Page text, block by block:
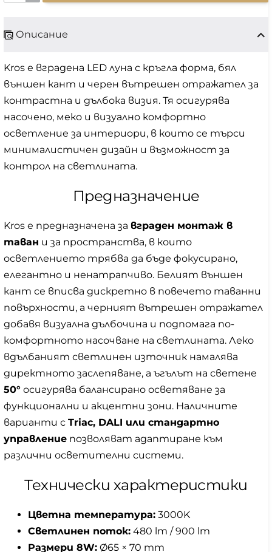
Описание
Kros е вградена LED луна с кръгла форма, бял
външен кант и черен вътрешен отражател за
контрастна и дълбока визия. Тя осигурява
насочено, меко и визуално комфортно
осветление за интериори, в които се търси
минималистичен дизайн и възможност за
контрол на светлината.
Предназначение
Kros е предназначена за вграден монтаж в
таван и за пространства, в които
осветлението трябва да бъде фокусирано,
елегантно и ненатрапчиво. Белият външен
кант се вписва дискретно в повечето таванни
повърхности, а черният вътрешен отражател
добавя визуална дълбочина и подпомага по-
комфортното насочване на светлината. Леко
вдълбаният светлинен източник намалява
директното заслепяване, а ъгълът на светене
50° осигурява балансирано осветяване за
функционални и акцентни зони. Наличните
варианти с Triac, DALI или стандартно
управление позволяват адаптиране към
различни осветителни системи.
Технически характеристики
Цветна температура: 3000K
Светлинен поток: 480 lm / 900 lm
Размери 8W: Ø65 × 70 mm